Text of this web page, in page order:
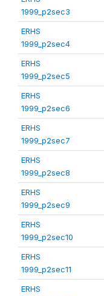
1999_p2sec3
ERHS
1999_p2sec4
ERHS
1999_p2sec5
ERHS
1999_p2sec6
ERHS
1999_p2sec7
ERHS
1999_p2sec8
ERHS
1999_p2sec9
ERHS
1999_p2sec10
ERHS
1999_p2sec11
ERHS